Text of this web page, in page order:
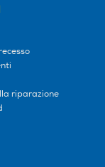
riparazione